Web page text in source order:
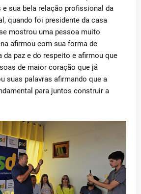
e sua bela relação profissional da
quando foi presidente da casa
mostrou uma pessoa muito
afirmou com sua forma de
da paz e do respeito e afirmou que
de maior coração que já
suas palavras afirmando que a
para juntos construir a